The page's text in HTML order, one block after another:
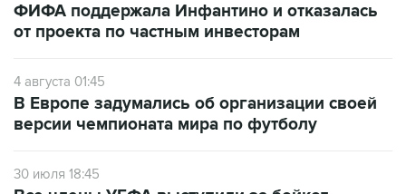
ФИФА поддержала Инфантино и отказалась
от проекта по частным инвесторам
4 августа 01:45
В Европе задумались об организации своей
версии чемпионата мира по футболу
30 июля 18:45